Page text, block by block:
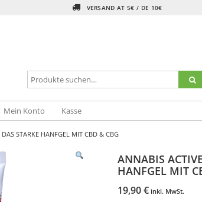
VERSAND AT 5€ / DE 10€
Mein Konto Kasse
STARKE HANFGEL MIT CBD & CBG
ANNABIS
HANFGEL MIT
19,90€ inkl. MwSt.